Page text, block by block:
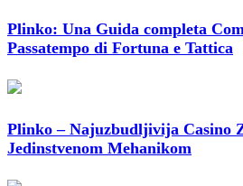
Plinko: Una Guida completa
Passatempo di Fortuna e Tattica
Plinko – Najuzbudljivija Casino
Jedinstvenom Mehanikom